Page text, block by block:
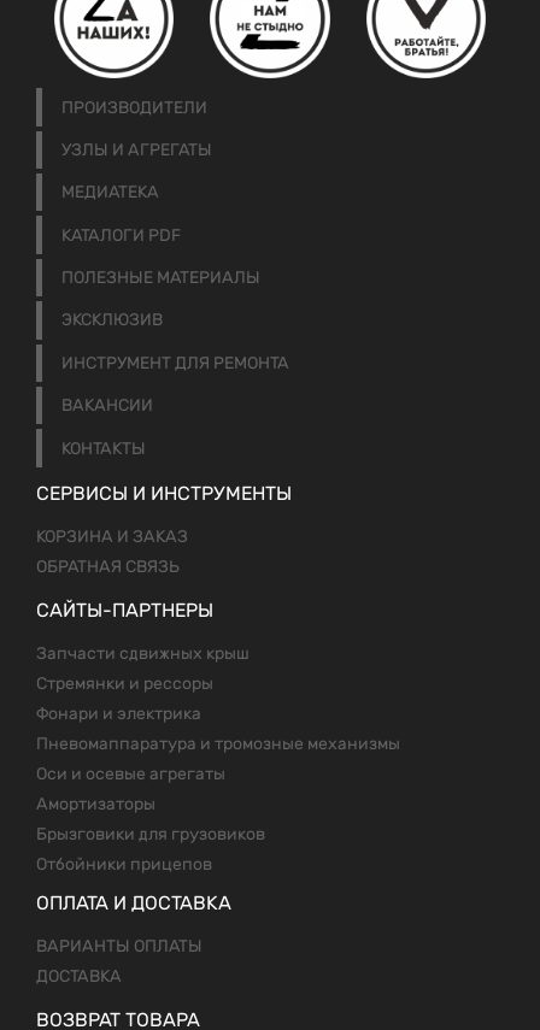
ПРОИЗВОДИТЕЛИ
УЗЛЫ И АГРЕГАТЫ
МЕДИАТЕКА
КАТАЛОГИ PDF
ПОЛЕЗНЫЕ МАТЕРИАЛЫ
ЭКСКЛЮЗИВ
ИНСТРУМЕНТ ДЛЯ РЕМОНТА
ВАКАНСИИ
КОНТАКТЫ
СЕРВИСЫ И ИНСТРУМЕНТЫ
КОРЗИНА И ЗАКАЗ
ОБРАТНАЯ СВЯЗЬ
САЙТЫ-ПАРТНЕРЫ
Запчасти сдвижных крыш
Стремянки и рессоры
Фонари и электрика
Пневомаппаратура и тромозные механизмы
Оси и осевые агрегаты
Амортизаторы
Брызговики для грузовиков
Отбойники прицепов
ОПЛАТА И ДОСТАВКА
ВАРИАНТЫ ОПЛАТЫ
ДОСТАВКА
ВОЗВРАТ ТОВАРА